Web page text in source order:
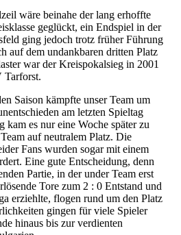
wäre beinahe der lang erhoffte
geglückt, ein Endspiel in der
ging jedoch trotz früher Führung
auf dem undankbaren dritten Platz
war der Kreispokalsieg in 2001
Tarforst.
Saison kämpfte unser Team um
am letzten Spieltag
kam es nur eine Woche später zu
auf neutralem Platz. Die
Fans wurden sogar mit einem
Eine gute Entscheidung, denn
Partie, in der under Team erst
Tore zum 2 : 0 Entstand und
erziehlte, flogen rund um den Platz
gingen für viele Spieler
hinaus bis zur verdienten